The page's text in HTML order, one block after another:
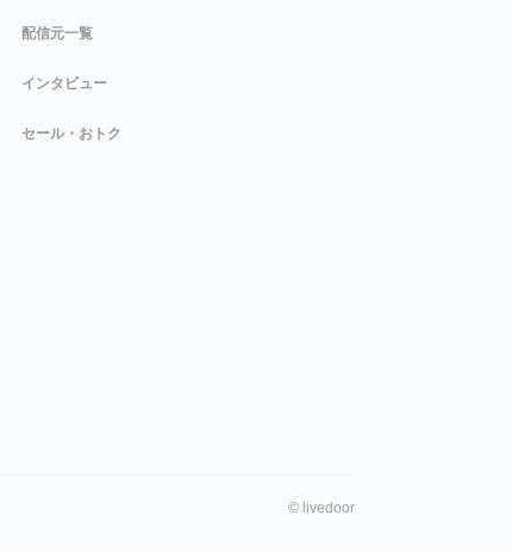
配信元一覧
インタビュー
セール・おトク
© livedoor